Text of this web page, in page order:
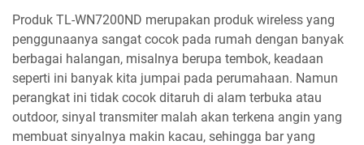
Produk TL-WN7200ND merupakan produk wireless yang
penggunaanya sangat cocok pada rumah dengan banyak
berbagai halangan, misalnya berupa tembok, keadaan
seperti ini banyak kita jumpai pada perumahaan. Namun
perangkat ini tidak cocok ditaruh di alam terbuka atau
outdoor, sinyal transmiter malah akan terkena angin yang
membuat sinyalnya makin kacau, sehingga bar yang